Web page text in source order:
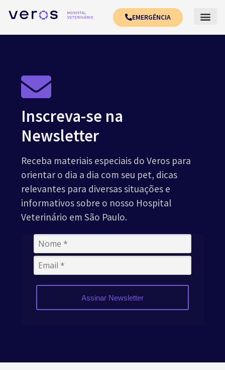
EMERGÊNCIA
Inscreva-se na
Newsletter
Receba materiais especiais do Veros para
orientar o dia a dia com seu pet, dicas
relevantes para diversas situações e
informativos sobre o nosso Hospital
Veterinário em São Paulo.
Assinar Newsletter